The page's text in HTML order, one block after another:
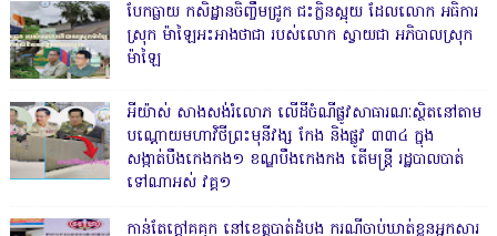
បែកធ្លាយ កសិដ្ឋានចិញ្ចឹមជ្រូក ជះក្លិនស្អុយ ដែលលោក អធិការ
ស្រុក ម៉ាឡៃអះអាងថាជា របស់លោក ស្វាយជា អភិបាលស្រុក
ម៉ាឡៃ
អីយ៉ាស់ សាងសង់រំលោភ លើដីចំណីផ្លូវសាធារណៈស្ថិតនៅតាម
បណ្ដោយមហាវិថីព្រះមុនីវង្ស កែង និងផ្លូវ ៣៣៤ ក្នុង
សង្កាត់បឹងកេងកង១ ខណ្ឌបឹងកេងកង តើមន្ត្រី រដ្ឋបាលបាត់
ទៅណាអស់ វគ្គ១
កាន់តែក្តៅគគុក នៅខេត្តបាត់ដំបង ករណីចាប់ឃាត់ខ្លួនអ្នកសារ